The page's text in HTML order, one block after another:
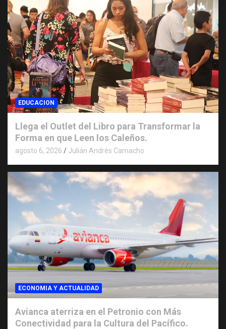
EDUCACION
Llega el Outlet del Libro para Transformar la
Forma en que Leen los Caleños.
agosto 6, 2026 Julián Andrés Camacho
ECONOMIA Y ACTUALIDAD
Avianca aterriza en el Petronio con Más
Conectividad para la Cultura del Pacífico.